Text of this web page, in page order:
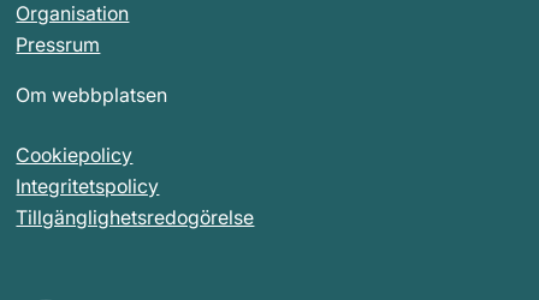
Organisation
Pressrum
Om webbplatsen
Cookiepolicy
Integritetspolicy
Tillgänglighetsredogörelse